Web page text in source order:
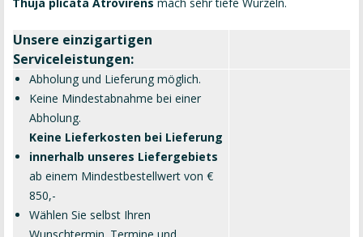
Unsere einzigartigen
Serviceleistungen:
Abholung und Lieferung möglich.
Keine Mindestabnahme bei einer
Abholung.
Keine Lieferkosten bei Lieferung
innerhalb unseres Liefergebiets
ab einem Mindestbestellwert von €
850,-
Wählen Sie selbst Ihren